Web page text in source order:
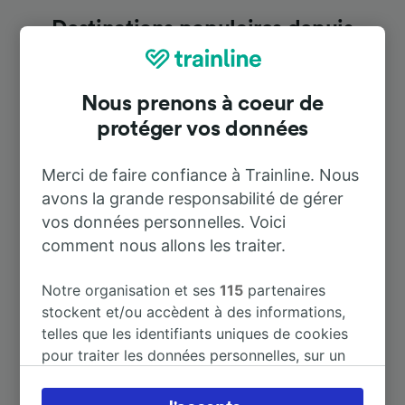
Destinations populaires depuis
Reggio di Calabria Gallico
À Messina Marittima 45 m
À Reggio di Calabria Centrale
À Bagnara 28 m
Nous prenons à coeur de
protéger vos données
Merci de faire confiance à Trainline. Nous
avons la grande responsabilité de gérer
vos données personnelles. Voici
comment nous allons les traiter.
Notre organisation et ses115 partenaires
stockent et/ou accèdent à des informations,
telles que les identifiants uniques de cookies
pour traiter les données personnelles, sur un
préférences, notamment en exerçant votre